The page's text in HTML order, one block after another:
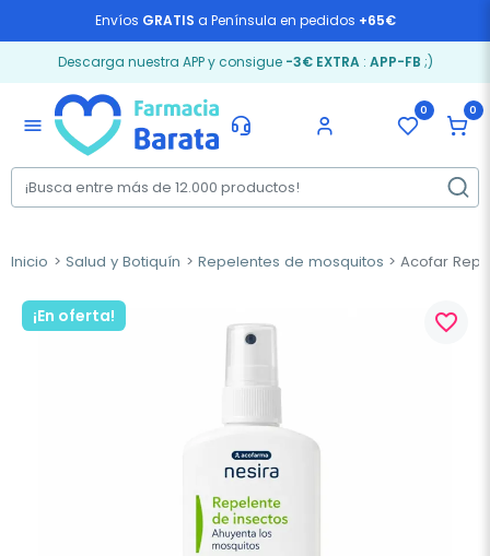
Envíos GRATIS a Península en pedidos +65€
Descarga nuestra APP y consigue -3€ EXTRA: APP-FB ;)
menu
0 0
Inicio Salud y Botiquín Repelentes de mosquitos Acofar
¡En oferta! favorite_border